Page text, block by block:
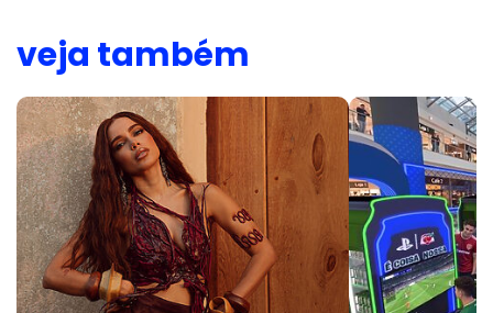
veja também